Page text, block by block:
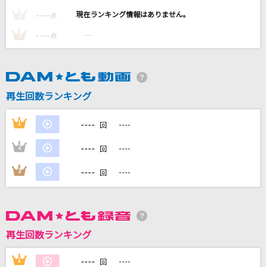
[生音]気まぐれロマンティック
Wasted Nights
ONE OK ROCK
もっと見る
カラオケ最新情報をチェック！
DAMに会員登録・ログインして
カラオケをもっと楽しもう！
---- 点 ----
3 ---- 点 ----
再生回数ランキング
1 ---- 回 ----
2 ---- 回 ----
3 ---- 回 ----
再生回数ランキング
1 ---- 回 ----